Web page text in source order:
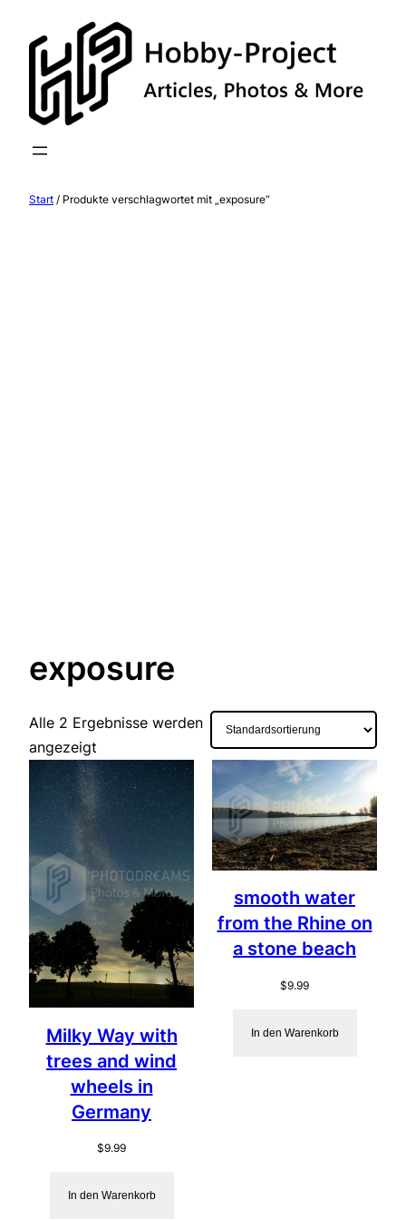
Inhalt
springen
Start / Produkte verschlagwortet mit „exposure“
exposure
Alle 2 Ergebnisse werden
angezeigt
Milky Way with
trees and wind
wheels in
Germany
$9.99
In den Warenkorb
smooth water
from the Rhine on
a stone beach
$9.99
In den Warenkorb